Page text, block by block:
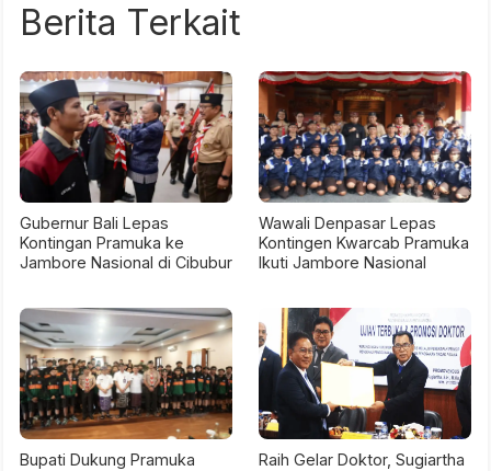
Berita Terkait
Gubernur Bali Lepas
Kontingan Pramuka ke
Jambore Nasional di Cibubur
Wawali Denpasar Lepas
Kontingen Kwarcab Pramuka
Ikuti Jambore Nasional
Bupati Dukung Pramuka
Raih Gelar Doktor, Sugiartha